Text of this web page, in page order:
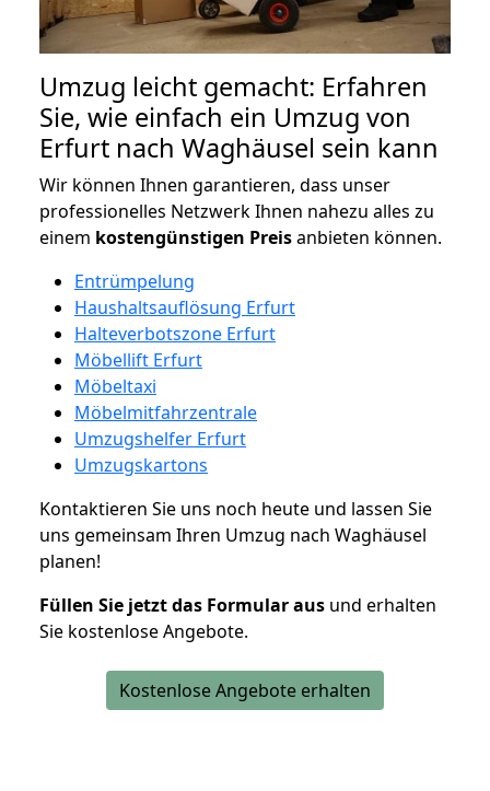
Umzug leicht gemacht: Erfahren
Sie, wie einfach ein Umzug von
Erfurt nach Waghäusel sein kann
Wir können Ihnen garantieren, dass unser
professionelles Netzwerk Ihnen nahezu alles zu
einem kostengünstigen Preisanbieten können.
Entrümpelung
Haushaltsauflösung Erfurt
Halteverbotszone Erfurt
Möbellift Erfurt
Möbeltaxi
Möbelmitfahrzentrale
Umzugshelfer Erfurt
Umzugskartons
Kontaktieren Sie uns noch heute und lassen Sie
uns gemeinsam Ihren Umzug nach Waghäusel
planen!
Füllen Sie jetzt das Formular aus und erhalten
Sie kostenlose Angebote.
Kostenlose Angebote erhalten